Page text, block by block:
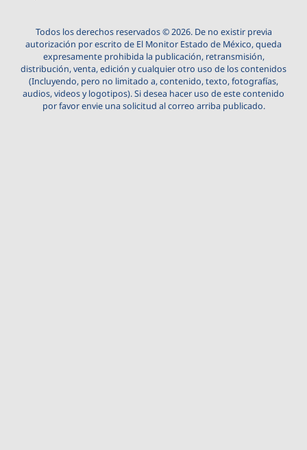
Todos los derechos reservados © 2026. De no existir previa
autorización por escrito de El Monitor Estado de México, queda
expresamente prohibida la publicación, retransmisión,
distribución, venta, edición y cualquier otro uso de los contenidos
(Incluyendo, pero no limitado a, contenido, texto, fotografías,
audios, videos y logotipos). Si desea hacer uso de este contenido
por favor envie una solicitud al correo arriba publicado.